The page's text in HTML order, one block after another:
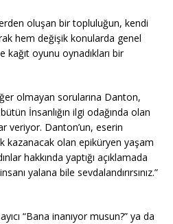
oluşan bir topluluğun, kendi
hem değişik konularda genel
kağıt oyunu oynadıkları bir
olmayan sorularına Danton,
İnsanlığın ilgi odağında olan
veriyor. Danton’un, eserin
kazanacak olan epiküryen yaşam
hakkında yaptığı açıklamada
yalana bile sevdalandırırsınız.”
“Bana inanıyor musun?” ya da